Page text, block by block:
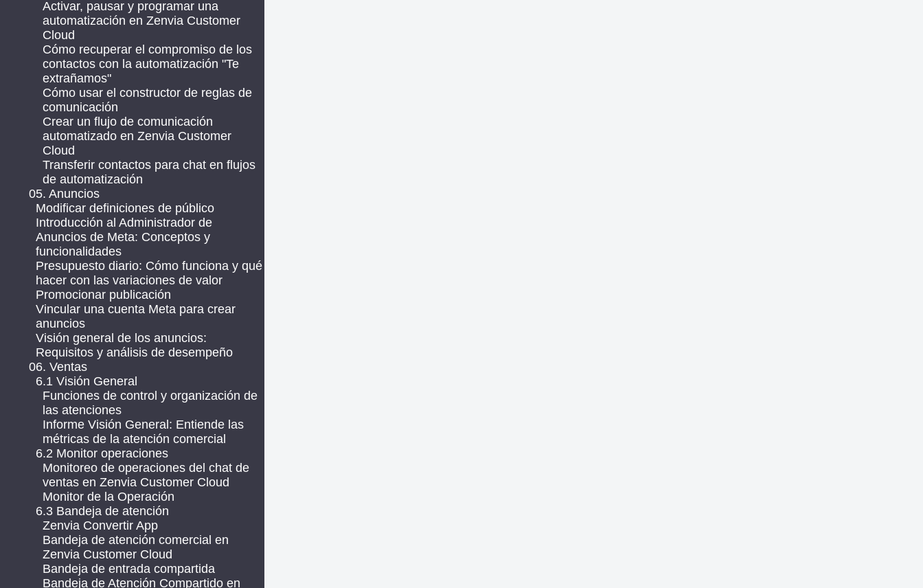
Activar, pausar y programar una
automatización en Zenvia Customer
Cloud
Cómo recuperar el compromiso de los
contactos con la automatización "Te
extrañamos"
Cómo usar el constructor de reglas de
comunicación
Crear un flujo de comunicación
automatizado en Zenvia Customer
Cloud
Transferir contactos para chat en flujos
de automatización
05. Anuncios
Modificar definiciones de público
Introducción al Administrador de
Anuncios de Meta: Conceptos y
funcionalidades
Presupuesto diario: Cómo funciona y qué
hacer con las variaciones de valor
Promocionar publicación
Vincular una cuenta Meta para crear
anuncios
Visión general de los anuncios:
Requisitos y análisis de desempeño
06. Ventas
6.1 Visión General
Funciones de control y organización de
las atenciones
Informe Visión General: Entiende las
métricas de la atención comercial
6.2 Monitor operaciones
Monitoreo de operaciones del chat de
ventas en Zenvia Customer Cloud
Monitor de la Operación
6.3 Bandeja de atención
Zenvia Convertir App
Bandeja de atención comercial en
Zenvia Customer Cloud
Bandeja de entrada compartida
Bandeja de Atención Compartido en